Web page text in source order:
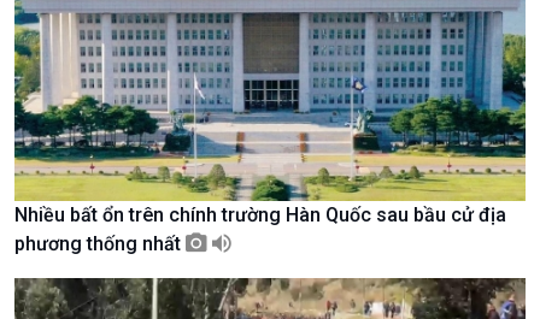
Nhiều bất ổn trên chính trường Hàn Quốc sau bầu cử địa
phương thống nhất